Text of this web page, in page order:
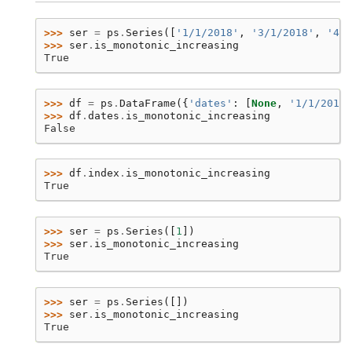
>>> ser = ps . Series ([ '1/1/2018' , '3/1/2018' ,
'4/
>>> ser . is_monotonic_increasing
True
>>> df = ps . DataFrame ({ 'dates' : [None ,
'1/1/2018'
>>> df . dates . is_monotonic_increasing
False
>>> df . index . is_monotonic_increasing
True
>>> ser = ps . Series ([ 1 ])
>>> ser . is_monotonic_increasing
True
>>> ser = ps . Series ([])
>>> ser . is_monotonic_increasing
True